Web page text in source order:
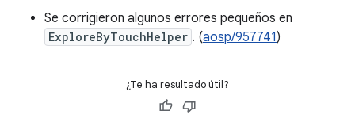
Se corrigieron algunos errores pequeños en
ExploreByTouchHelper . (aosp/957741)
¿Te ha resultado útil?